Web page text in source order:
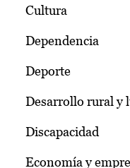
Cultura
Dependencia
Deporte
Desarrollo rural y
Discapacidad
Economía y